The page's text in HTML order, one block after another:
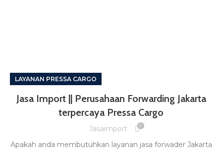
LAYANAN PRESSA CARGO
Jasa Import || Perusahaan Forwarding Jakarta
terpercaya Pressa Cargo
Jasaimport 0
Apakah anda membutuhkan layanan jasa forwader Jakarta